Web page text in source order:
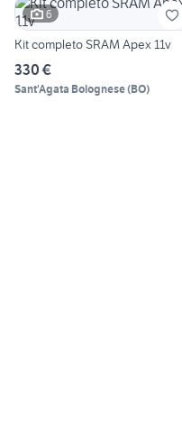
6
Kit completo SRAM Apex 11v
330 €
Sant'Agata Bolognese(BO)